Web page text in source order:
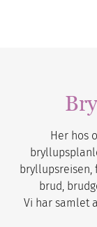
Her hos
brud,
Vi har samlet